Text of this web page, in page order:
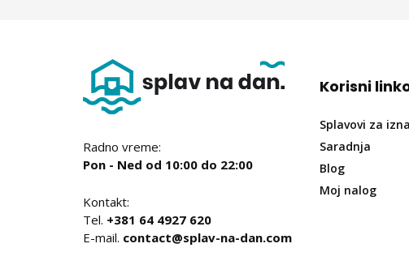
Radno vreme:
Pon - Ned od 10:00 do 22:00
Kontakt:
Tel. +381 64 4927 620
E-mail. contact@splav-na-dan.com
Korisni
Splavovi za
Saradnja
Blog
Moj nalog